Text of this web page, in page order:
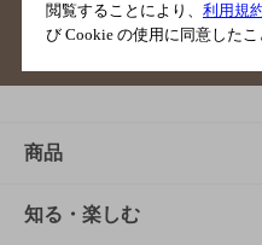
サイトマップ ご
商品
商品TOP
知る・楽しむ
閲覧することにより、 利用規
び Cookie の使用に同意したこ